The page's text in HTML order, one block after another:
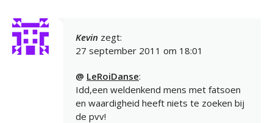
Kevin zegt:
27 september 2011 om 18:01
@ LeRoiDanse:
Idd,een weldenkend mens met fatsoen
en waardigheid heeft niets te zoeken bij
de pvv!